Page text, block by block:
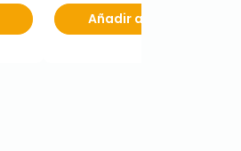
Añadir al carrito